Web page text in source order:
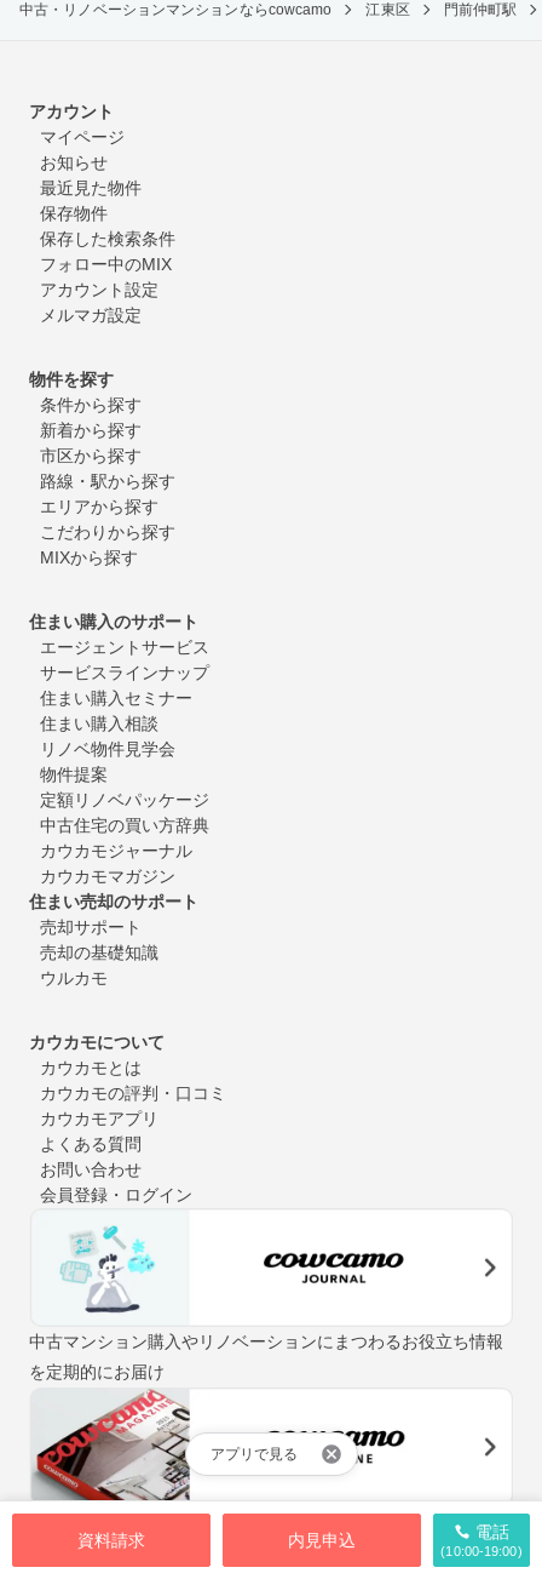
資料請求 内見申込 電話
(10:00-19:00)
アプリで見る
中古・リノベーションマンションならcowcamo 江東区 門前仲町駅
アカウント
マイページ
お知らせ
最近見た物件
保存物件
保存した検索条件
フォロー中のMIX
アカウント設定
メルマガ設定
物件を探す
条件から探す
新着から探す
市区から探す
路線・駅から探す
エリアから探す
こだわりから探す
MIXから探す
住まい購入のサポート
エージェントサービス
サービスラインナップ
住まい購入セミナー
住まい購入相談
リノベ物件見学会
物件提案
定額リノベパッケージ
中古住宅の買い方辞典
カウカモジャーナル
カウカモマガジン
住まい売却のサポート
売却サポート
売却の基礎知識
ウルカモ
カウカモについて
カウカモとは
カウカモの評判・口コミ
カウカモアプリ
よくある質問
お問い合わせ
会員登録・ログイン
中古マンション購入やリノベーションにまつわるお役立ち情報
を定期的にお届け
「街と暮らしの先輩マガジン」をテーマに、自分らしい住まい
探しをお手伝いするウェブマガジン